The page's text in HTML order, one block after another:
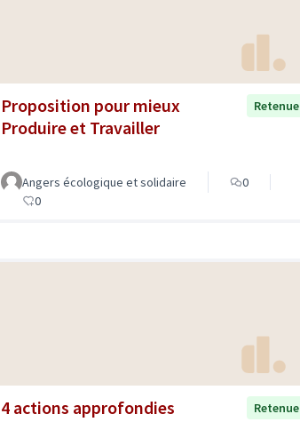
Proposition pour mieux
Produire et Travailler
Retenue
Angers écologique et solidaire
0
0
4 actions approfondies Retenue